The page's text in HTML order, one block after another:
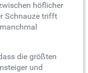
höflicher
Schnauze trifft
die größten
und